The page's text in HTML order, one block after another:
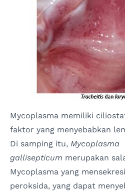
Mycoplasma memiliki
faktor yang menyebabkan
Di samping itu, Mycoplasma
gallisepticum merupakan
Mycoplasma yang
peroksida, yang dapat